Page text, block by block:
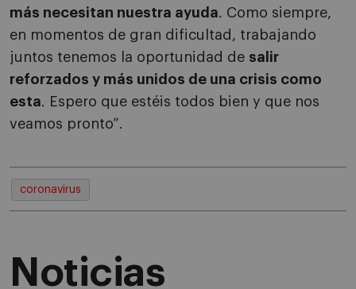
más necesitan nuestra ayuda. Como siempre,
en momentos de gran dificultad, trabajando
juntos tenemos la oportunidad de salir
reforzados y más unidos de una crisis como
esta. Espero que estéis todos bien y que nos
veamos pronto”.
coronavirus
Noticias